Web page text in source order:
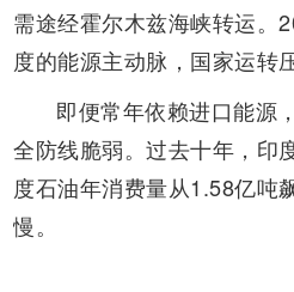
需途经霍尔木兹海峡转运。
度的能源主动脉，国家运转
即便常年依赖进口能源
全防线脆弱。过去十年，印
度石油年消费量从1.58亿吨
慢。